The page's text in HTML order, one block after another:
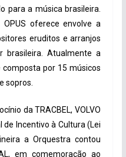
para a música brasileira.
oferece envolve a
eruditos e arranjos
brasileira. Atualmente a
composta por 15 músicos
sopros.
da TRACBEL, VOLVO
de Incentivo à Cultura (Lei
a Orquestra contou
em comemoração ao